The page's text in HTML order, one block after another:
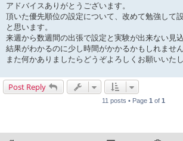
s
アドバイスありがとうございます。
頂いた優先順位の設定について、改めて勉強して
と思います。
来週から数週間の出張で設定と実験が出来ない見
結果がわかるのに少し時間がかかるかもしれませ
また何かありましたらどうぞよろしくお願いいたし
Post Reply
11 posts • Page 1 of 1